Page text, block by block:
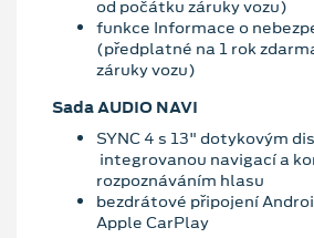
od počátku záruky vozu)
funkce Informace o
(předplatné na 1 rok
záruky vozu)
Sada AUDIO NAVI
SYNC 4 s 13" dotykovým
integrovanou navigací a
rozpoznáváním hlasu
bezdrátové připojení
Apple CarPlay